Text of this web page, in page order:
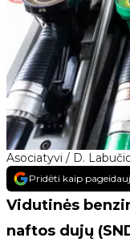
Asociatyvi / D.
Pridėti kaip
Vidutinės
naftos dujų